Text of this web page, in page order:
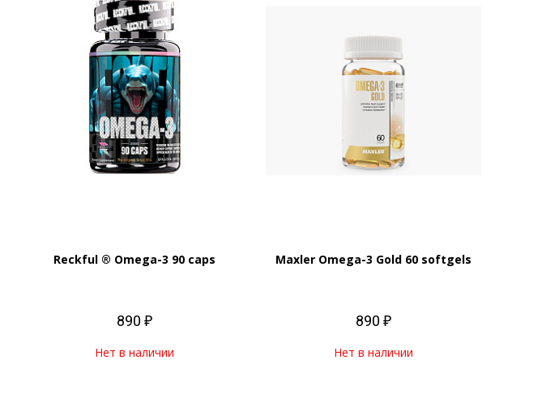
Reckful ® Omega-3 90 caps
890 ₽
Нет в наличии
Maxler Omega-3 Gold 60 softgels
890 ₽
Нет в наличии